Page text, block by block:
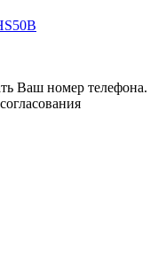
Ваш номер телефона.